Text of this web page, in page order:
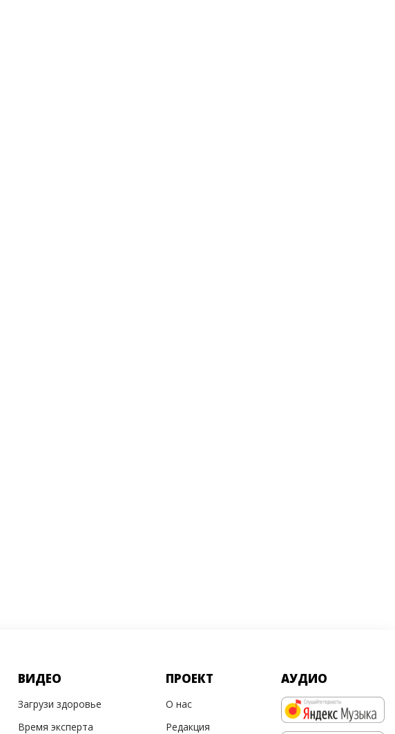
ВИДЕО
Загрузи здоровье
Время эксперта
ПРОЕКТ
О нас
Редакция
АУДИО